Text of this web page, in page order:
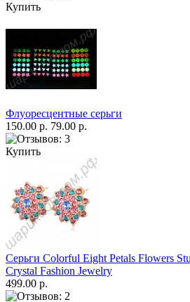
Купить
Флуоресцентные серьги
150.00 р. 79.00 р.
Купить
Серьги Colorful Eight Petals Flowers
Crystal Fashion Jewelry
499.00 р.